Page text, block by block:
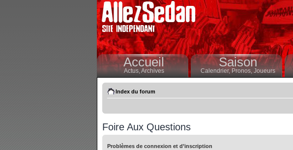
Accueil
Actus,Archives
Saison
Calendrier,Pronos, Joueurs
Index du forum
Foire Aux Questions
Problèmes de connexion et d’inscription